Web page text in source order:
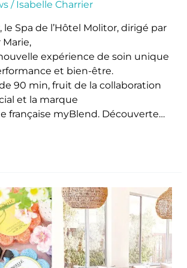
/ Isabelle Charrier
le Spa de l’Hôtel Molitor, dirigé par
expérience de soin unique
et bien-être.
90 min, fruit de la collaboration
et la marque
française myBlend. Découverte…